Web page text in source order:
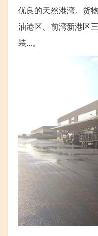
优良的天然港湾。货
油港区、前湾新港区
装...。